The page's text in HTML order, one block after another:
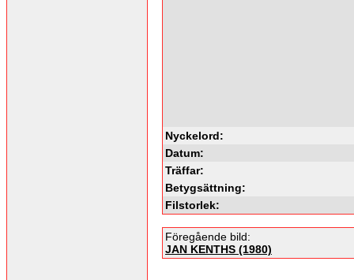
Nyckelord:
Datum:
Träffar:
Betygsättning:
Filstorlek:
Föregående bild:
JAN KENTHS (1980)